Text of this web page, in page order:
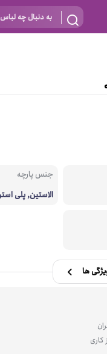
جنس پارچه
الاستین, پلی
ها